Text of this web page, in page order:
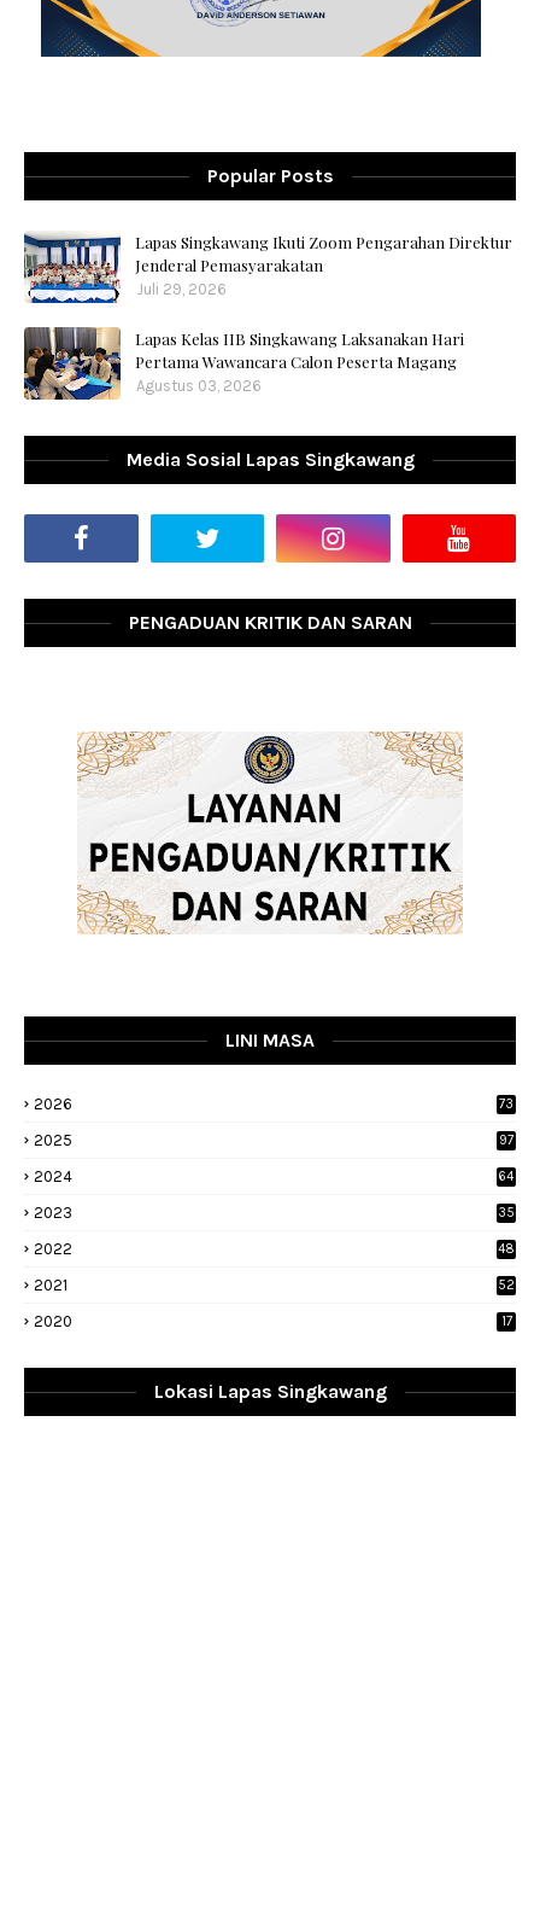
Popular Posts
Lapas Singkawang Ikuti Zoom Pengarahan Direktur
Jenderal Pemasyarakatan
Juli 29, 2026
Lapas Kelas IIB Singkawang Laksanakan Hari
Pertama Wawancara Calon Peserta Magang
Agustus 03, 2026
Media Sosial Lapas Singkawang
PENGADUAN KRITIK DAN SARAN
LINI MASA
2026 73
2025 97
2024 64
2023
35
2022
48
2021 52
2020 17
Lokasi Lapas Singkawang